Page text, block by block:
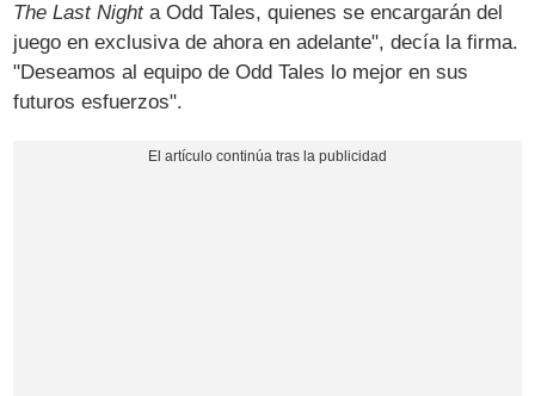
The Last Nighta Odd Tales, quienes se encargarán del
juego en exclusiva de ahora en adelante", decía la firma.
"Deseamos al equipo de Odd Tales lo mejor en sus
futuros esfuerzos".